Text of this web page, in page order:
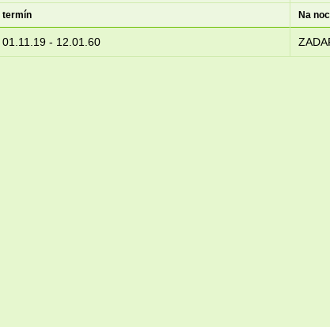
termín Na noc
01.11.19 - 12.01.60
Ulica